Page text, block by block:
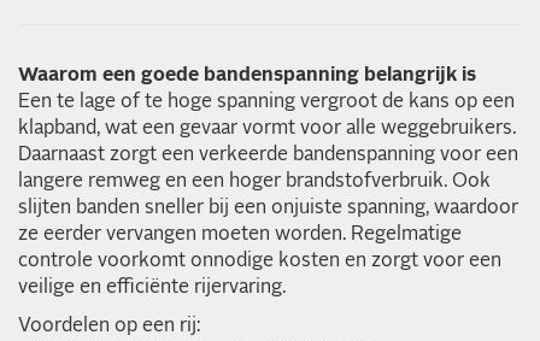
Waarom een goede bandenspanning belangrijk is
Een te lage of te hoge spanning vergroot de kans op een
klapband, wat een gevaar vormt voor alle weggebruikers.
Daarnaast zorgt een verkeerde bandenspanning voor een
langere remweg en een hoger brandstofverbruik. Ook
slijten banden sneller bij een onjuiste spanning, waardoor
ze eerder vervangen moeten worden. Regelmatige
controle voorkomt onnodige kosten en zorgt voor een
veilige en efficiënte rijervaring.
Voordelen op een rij: